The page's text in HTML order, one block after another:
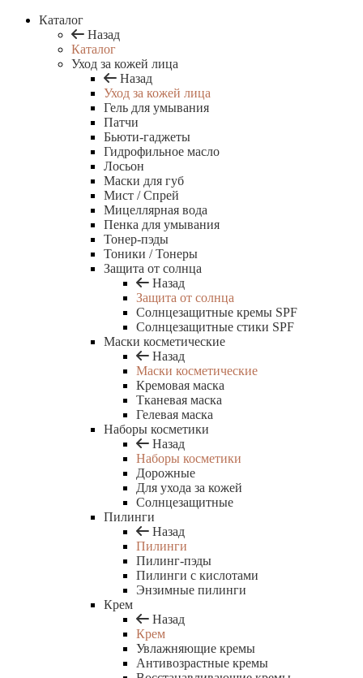
Каталог
Назад
Каталог
Уход за кожей лица
Назад
Уход за кожей лица
Гель для умывания
Патчи
Бьюти-гаджеты
Гидрофильное масло
Лосьон
Маски для губ
Мист / Спрей
Мицеллярная вода
Пенка для умывания
Тонер-пэды
Тоники / Тонеры
Защита от солнца
Назад
Защита от солнца
Солнцезащитные кремы SPF
Солнцезащитные стики SPF
Маски косметические
Назад
Маски косметические
Кремовая маска
Тканевая маска
Гелевая маска
Наборы косметики
Назад
Наборы косметики
Дорожные
Для ухода за кожей
Солнцезащитные
Пилинги
Назад
Пилинги
Пилинг-пэды
Пилинги с кислотами
Энзимные пилинги
Крем
Назад
Крем
Увлажняющие кремы
Антивозрастные кремы